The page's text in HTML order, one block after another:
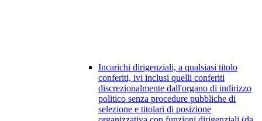
Incarichi dirigenziali, a qualsiasi titolo
conferiti, ivi inclusi quelli conferiti
discrezionalmente dall'organo di indirizzo
politico senza procedure pubbliche di
selezione e titolari di posizione